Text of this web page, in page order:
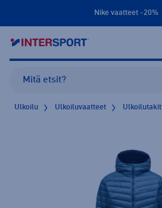
Nike vaatteet -20%
Ulkoilu Ulkoiluvaatteet Ulkoilutakit